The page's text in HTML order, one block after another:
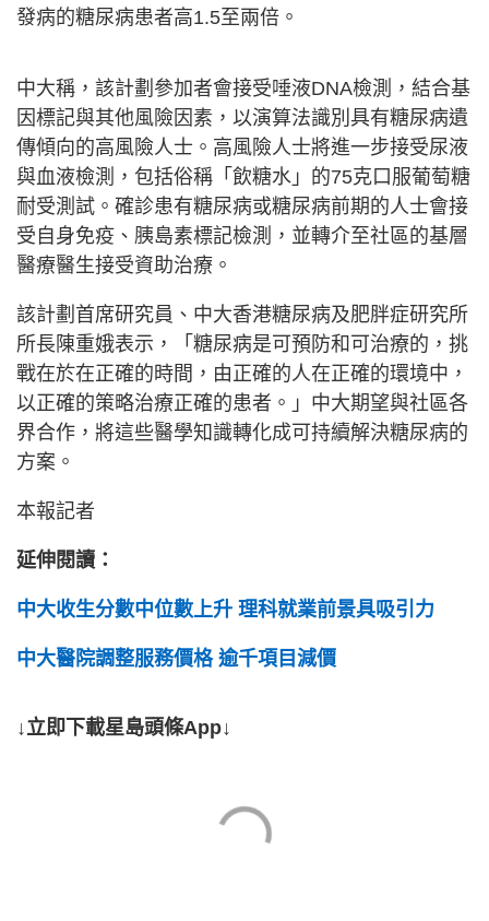
發病的糖尿病患者高1.5至兩倍。
中大稱，該計劃參加者會接受唾液DNA檢測，結合基
因標記與其他風險因素，以演算法識別具有糖尿病遺
傳傾向的高風險人士。高風險人士將進一步接受尿液
與血液檢測，包括俗稱「飲糖水」的75克口服葡萄糖
耐受測試。確診患有糖尿病或糖尿病前期的人士會接
受自身免疫、胰島素標記檢測，並轉介至社區的基層
醫療醫生接受資助治療。
該計劃首席研究員、中大香港糖尿病及肥胖症研究所
所長陳重娥表示，「糖尿病是可預防和可治療的，挑
戰在於在正確的時間，由正確的人在正確的環境中，
以正確的策略治療正確的患者。」中大期望與社區各
界合作，將這些醫學知識轉化成可持續解決糖尿病的
方案。
本報記者
延伸閱讀：
中大收生分數中位數上升 理科就業前景具吸引力
中大醫院調整服務價格 逾千項目減價
↓立即下載星島頭條App↓